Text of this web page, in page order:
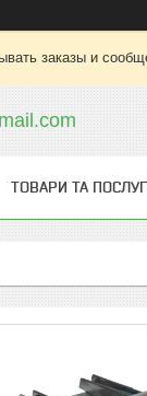
заказы и
ТОВАРИ ТА